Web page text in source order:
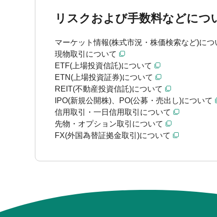
リスクおよび手数料などにつ
マーケット情報(株式市況・株価検索など)につ
現物取引について
ETF(上場投資信託)について
ETN(上場投資証券)について
REIT(不動産投資信託)について
IPO(新規公開株)、PO(公募・売出し)について
信用取引・一日信用取引について
先物・オプション取引について
FX(外国為替証拠金取引)について